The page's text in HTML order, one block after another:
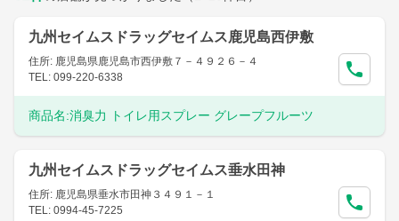
九州セイムスドラッグセイムス鹿児島西伊敷
住所: 鹿児島県鹿児島市西伊敷７－４９２６－４
TEL: 099-220-6338
商品名:消臭力 トイレ用スプレー グレープフルーツ
九州セイムスドラッグセイムス垂水田神
住所: 鹿児島県垂水市田神３４９１－１
TEL: 0994-45-7225